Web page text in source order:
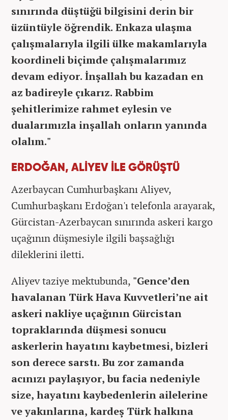
sınırında düştüğü bilgisini derin bir
üzüntüyle öğrendik. Enkaza ulaşma
çalışmalarıyla ilgili ülke makamlarıyla
koordineli biçimde çalışmalarımız
devam ediyor. İnşallah bu kazadan en
az badireyle çıkarız. Rabbim
şehitlerimize rahmet eylesin ve
dualarımızla inşallah onların yanında
olalım."
ERDOĞAN, ALİYEV İLE GÖRÜŞTÜ
Azerbaycan Cumhurbaşkanı Aliyev,
Cumhurbaşkanı Erdoğan'ı telefonla arayarak,
Gürcistan-Azerbaycan sınırında askeri kargo
uçağının düşmesiyle ilgili başsağlığı
dileklerini iletti.
Aliyev taziye mektubunda, "Gence’den
havalanan Türk Hava Kuvvetleri’ne ait
askeri nakliye uçağının Gürcistan
topraklarında düşmesi sonucu
askerlerin hayatını kaybetmesi, bizleri
son derece sarstı. Bu zor zamanda
acınızı paylaşıyor, bu facia nedeniyle
size, hayatını kaybedenlerin ailelerine
ve yakınlarına, kardeş Türk halkına